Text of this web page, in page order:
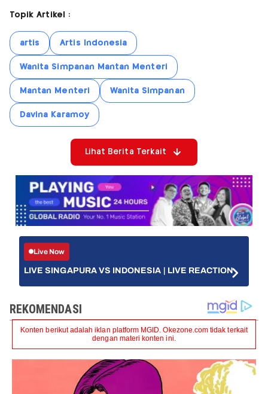
Topik Artikel :
artis Artis Indonesia
Wanita Simpanan Mantan Menteri
Mantan Menteri Wanita Simpanan
Davina Karamoy
Lihat Berita Terkait
Live Now
LIVE SINGAPURA VS INDONESIA | LIVE REACTION